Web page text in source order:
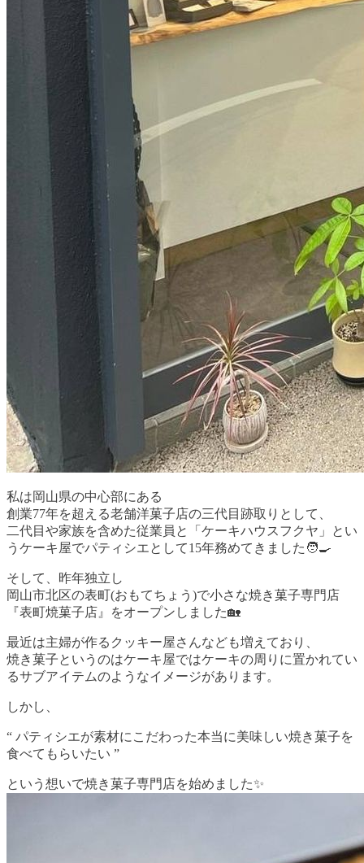
私は岡山県の中心部にある
創業77年を超える老舗洋菓子店の三代目跡取りとして、
二代目や家族を含めた従業員と「ケーキハウスフクヤ」とい
うケーキ屋でパティシエとして15年務めてきました🧑‍🍳
そして、昨年独立し
岡山市北区の表町(おもてちょう)で小さな焼き菓子専門店
『表町焼菓子店』をオープンしました🏡
最近は主婦が作るクッキー屋さんなども増えており、
焼き菓子というのはケーキ屋ではケーキの周りに置かれてい
るサブアイテムのようなイメージがあります。
しかし、
“ パティシエが素材にこだわった本当に美味しい焼き菓子を
食べてもらいたい ”
という想いで焼き菓子専門店を始めました✨